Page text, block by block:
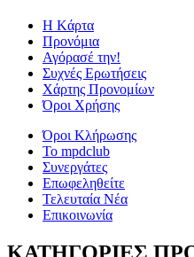
Η Kάρτα
Προνόμια
Αγόρασέ την!
Συχνές Ερωτήσεις
Χάρτης Προνομίων
Όροι Χρήσης
Όροι Κλήρωσης
To mpdclub
Συνεργάτες
Επωφεληθείτε
Τελευταία Νέα
Επικοινωνία